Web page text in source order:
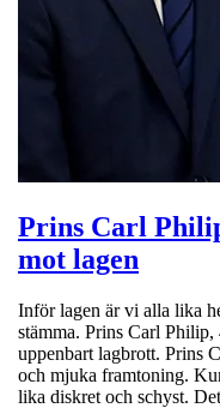
Prins Carl
mot lagen
Inför lagen är vi alla lika
stämma. Prins Carl
uppenbart lagbrott. Prins
och mjuka framtoning.
lika diskret och schyst.